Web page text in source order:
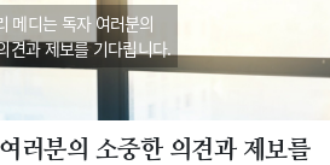
메디는 독자 여러분의
견과 제보를 기다립니다.
러분의 소중한 의견과 제보를